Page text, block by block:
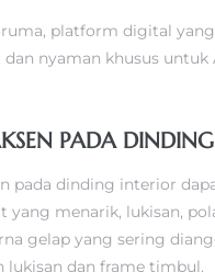
platform digital
nyaman khusus untuk
PADA
pada dinding interior
yang menarik, lukisan,
gelap yang sering
lukisan dan frame timbul.